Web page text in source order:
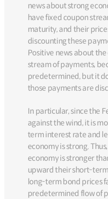
news about strong
have fixed coupon
maturity, and their
discounting these
Positive news about
stream of payments,
predetermined, but it
those payments are
In particular, since the
against the wind, it is
term interest rate and
economy is strong.
economy is stronger
upward their short-
long-term bond prices
predetermined flow of